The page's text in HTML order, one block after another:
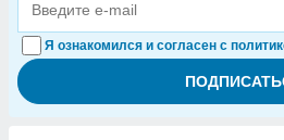
Я ознакомился и согласен с